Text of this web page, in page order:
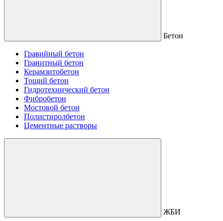
Бетон
Гравийный бетон
Гранитный бетон
Керамзитобетон
Тощий бетон
Гидротехнический бетон
Фибробетон
Мостовой бетон
Полистиролбетон
Цементные растворы
ЖБИ